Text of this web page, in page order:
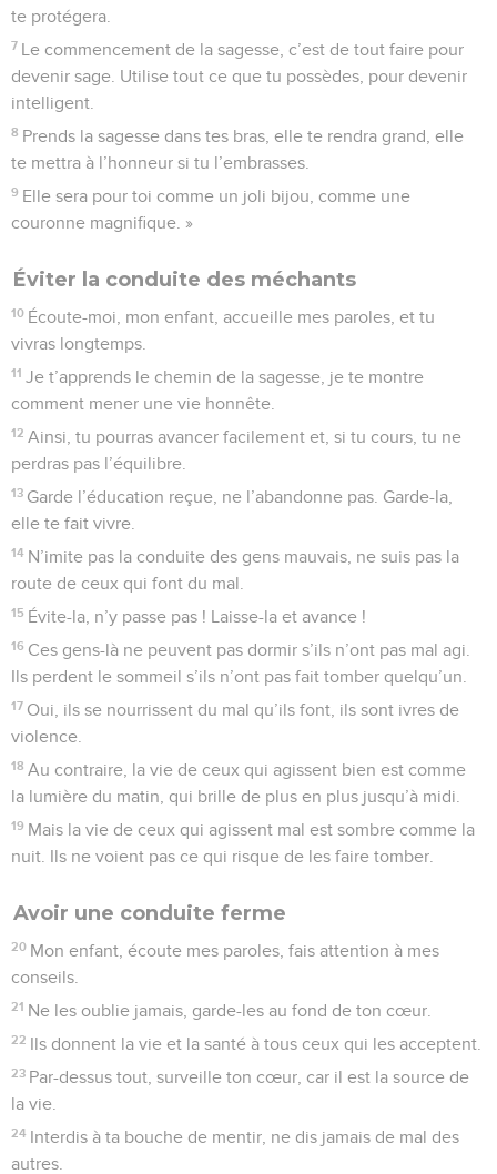
te protégera.
7 Le commencement de la sagesse, c’est de tout faire pour
devenir sage. Utilise tout ce que tu possèdes, pour devenir
intelligent.
8 Prends la sagesse dans tes bras, elle te rendra grand, elle
te mettra à l’honneur si tu l’embrasses.
9 Elle sera pour toi comme un joli bijou, comme une
couronne magnifique. »
Éviter la conduite des méchants
10 Écoute-moi, mon enfant, accueille mes paroles, et tu
vivras longtemps.
11 Je t’apprends le chemin de la sagesse, je te montre
comment mener une vie honnête.
12 Ainsi, tu pourras avancer facilement et, si tu cours, tu ne
perdras pas l’équilibre.
13 Garde l’éducation reçue, ne l’abandonne pas. Garde-la,
elle te fait vivre.
14 N’imite pas la conduite des gens mauvais, ne suis pas la
route de ceux qui font du mal.
15 Évite-la, n’y passe pas ! Laisse-la et avance !
16 Ces gens-là ne peuvent pas dormir s’ils n’ont pas mal agi.
Ils perdent le sommeil s’ils n’ont pas fait tomber quelqu’un.
17 Oui, ils se nourrissent du mal qu’ils font, ils sont ivres de
violence.
18 Au contraire, la vie de ceux qui agissent bien est comme
la lumière du matin, qui brille de plus en plus jusqu’à midi.
19 Mais la vie de ceux qui agissent mal est sombre comme la
nuit. Ils ne voient pas ce qui risque de les faire tomber.
Avoir une conduite ferme
20 Mon enfant, écoute mes paroles, fais attention à mes
conseils.
21 Ne les oublie jamais, garde-les au fond de ton cœur.
22 Ils donnent la vie et la santé à tous ceux qui les acceptent.
23 Par-dessus tout, surveille ton cœur, car il est la source de
la vie.
24 Interdis à ta bouche de mentir, ne dis jamais de mal des
autres.